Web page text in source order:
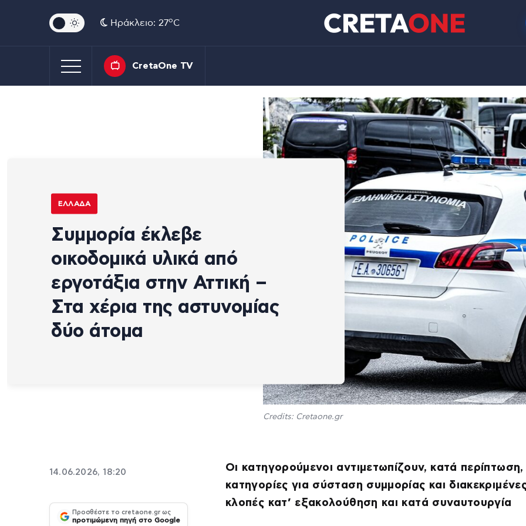
Ηράκλειο: 27oC
CretaOne TV
ΕΛΛΆΔΑ
Συμμορία έκλεβε
οικοδομικά υλικά από
εργοτάξια στην Αττική –
Στα χέρια της αστυνομίας
δύο άτομα
Credits: Cretaone.gr
14.06.2026, 18:20
Προσθέστε το cretaone.gr ως
προτιμώμενη πηγή στο Google
Οι κατηγορούμενοι αντιμετωπίζουν, κατά περίπτωση,
κατηγορίες για σύσταση συμμορίας και
κλοπές κατ’ εξακολούθηση και κατά συναυτουργία